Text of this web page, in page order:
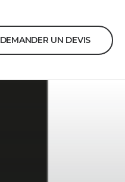
DEMANDER UN DEVIS